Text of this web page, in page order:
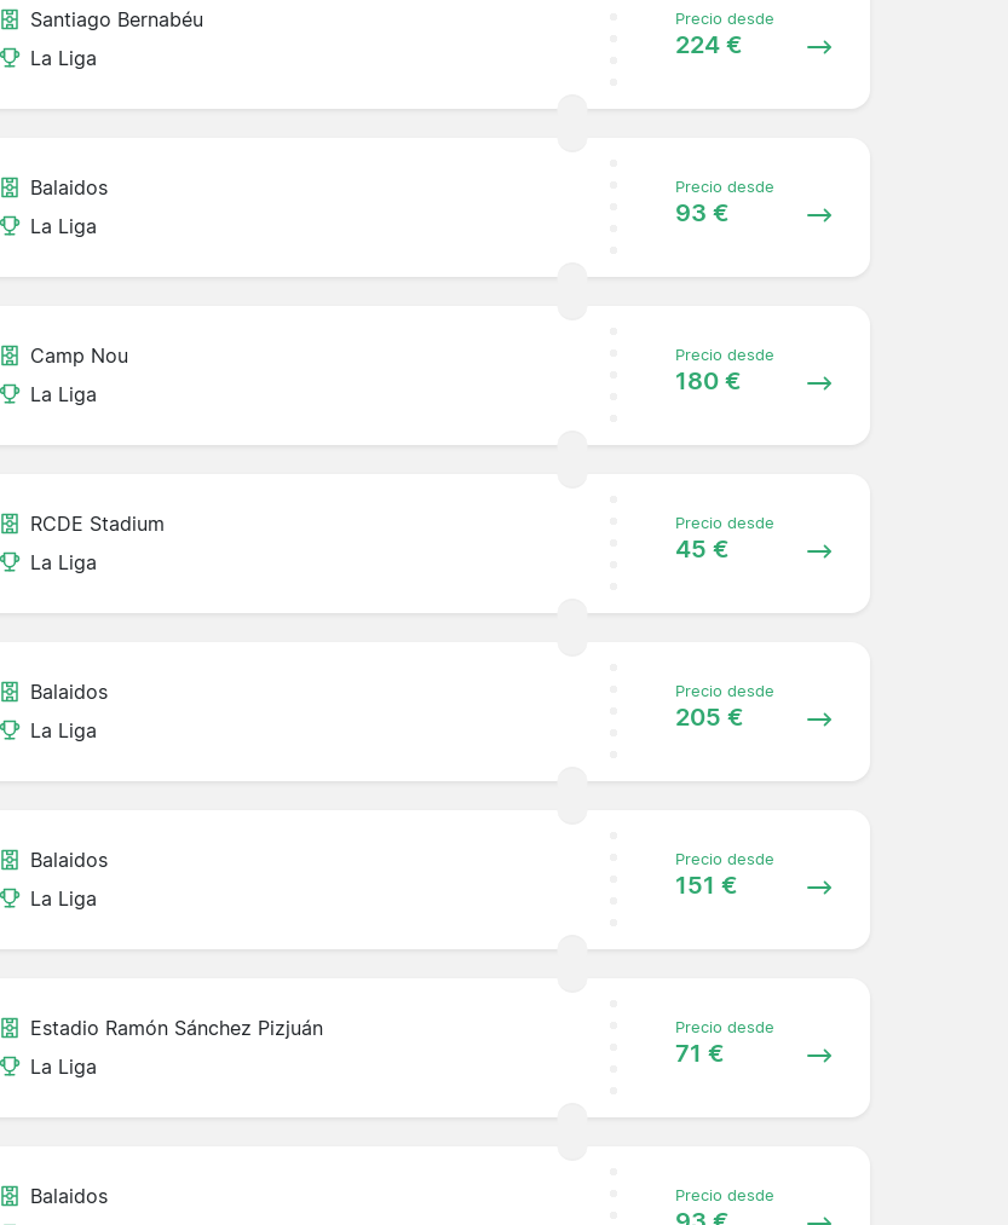
Santiago Bernabéu
La Liga
Precio desde
224 €
Balaidos
La Liga
Precio desde
93 €
Camp Nou
La Liga
Precio desde
180 €
RCDE Stadium
La Liga
Precio desde
45 €
Balaidos
La Liga
Precio desde
205 €
Balaidos
La Liga
Precio desde
151 €
Estadio Ramón Sánchez Pizjuán
La Liga
Precio desde
71 €
Balaidos
Precio desde